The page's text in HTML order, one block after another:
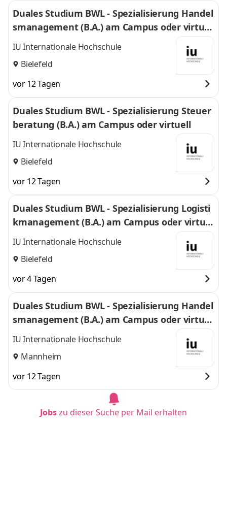
Duales Studium BWL - Spezialisierung Handel
smanagement (B.A.) am Campus oder virtuel
l
IU Internationale Hochschule
Bielefeld
vor 12 Tagen
Duales Studium BWL - Spezialisierung Steuer
beratung (B.A.) am Campus oder virtuell
IU Internationale Hochschule
Bielefeld
vor 12 Tagen
Duales Studium BWL - Spezialisierung Logisti
kmanagement (B.A.) am Campus oder virtuel
l
IU Internationale Hochschule
Bielefeld
vor 4 Tagen
Duales Studium BWL - Spezialisierung Handel
smanagement (B.A.) am Campus oder virtuel
l
IU Internationale Hochschule
Mannheim
vor 12 Tagen
Jobszu dieser Suche per Mail erhalten